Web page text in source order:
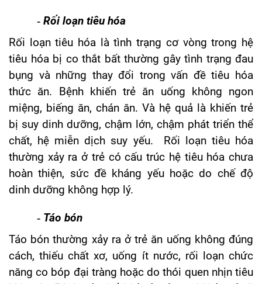
- Rối loạn tiêu hóa
Rối loạn tiêu hóa là tình trạng cơ vòng trong hệ
tiêu hóa bị co thắt bất thường gây tình trạng đau
bụng và những thay đổi trong vấn đề tiêu hóa
thức ăn. Bệnh khiến trẻ ăn uống không ngon
miệng, biếng ăn, chán ăn. Và hệ quả là khiến trẻ
bị suy dinh dưỡng, chậm lớn, chậm phát triển thể
chất, hệ miễn dịch suy yếu. Rối loạn tiêu hóa
thường xảy ra ở trẻ có cấu trúc hệ tiêu hóa chưa
hoàn thiện, sức đề kháng yếu hoặc do chế độ
dinh dưỡng không hợp lý.
- Táo bón
Táo bón thường xảy ra ở trẻ ăn uống không đúng
cách, thiếu chất xơ, uống ít nước, rối loạn chức
năng co bóp đại tràng hoặc do thói quen nhịn tiêu